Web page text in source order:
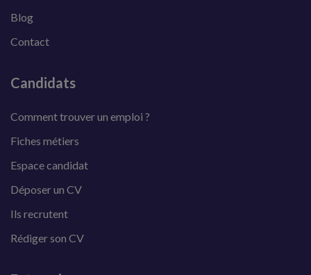
Blog
Contact
Candidats
Comment trouver un emploi ?
Fiches métiers
Espace candidat
Déposer un CV
Ils recrutent
Rédiger son CV